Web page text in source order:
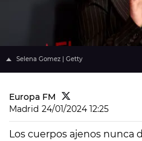
Selena Gomez | Getty
Europa FM
Madrid 24/01/2024 12:25
Los cuerpos ajenos nunca